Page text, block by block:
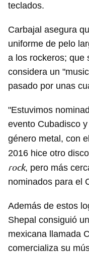
teclados.
Carbajal asegura
uniforme de pelo
a los rockeros; que
considera un
pasado por unas
"Estuvimos
evento Cubadisco
género metal, con
2016 hice otro disco
rock, pero más
nominados para el
Además de estos
Shepal consiguió
mexicana llamada
comercializa su